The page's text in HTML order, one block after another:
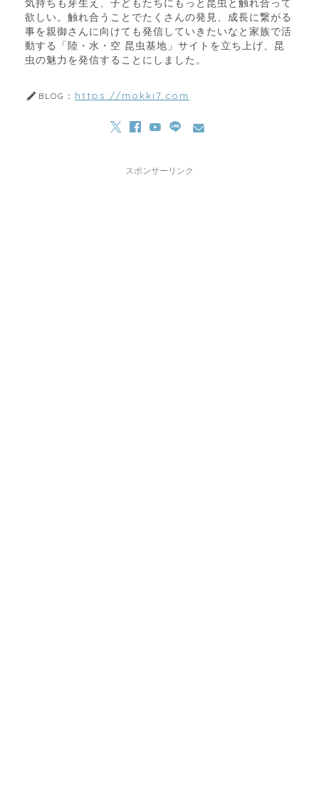
気持ちも芽生え、子どもたちにもっと昆虫と触れ合って
欲しい。触れ合うことでたくさんの発見、成長に繋がる
事を親御さんに向けても発信していきたいなと家族で活
動する「陸・水・空 昆虫基地」サイトを立ち上げ、昆
虫の魅力を発信することにしました。
BLOG： https://mokki7.com
スポンサーリンク